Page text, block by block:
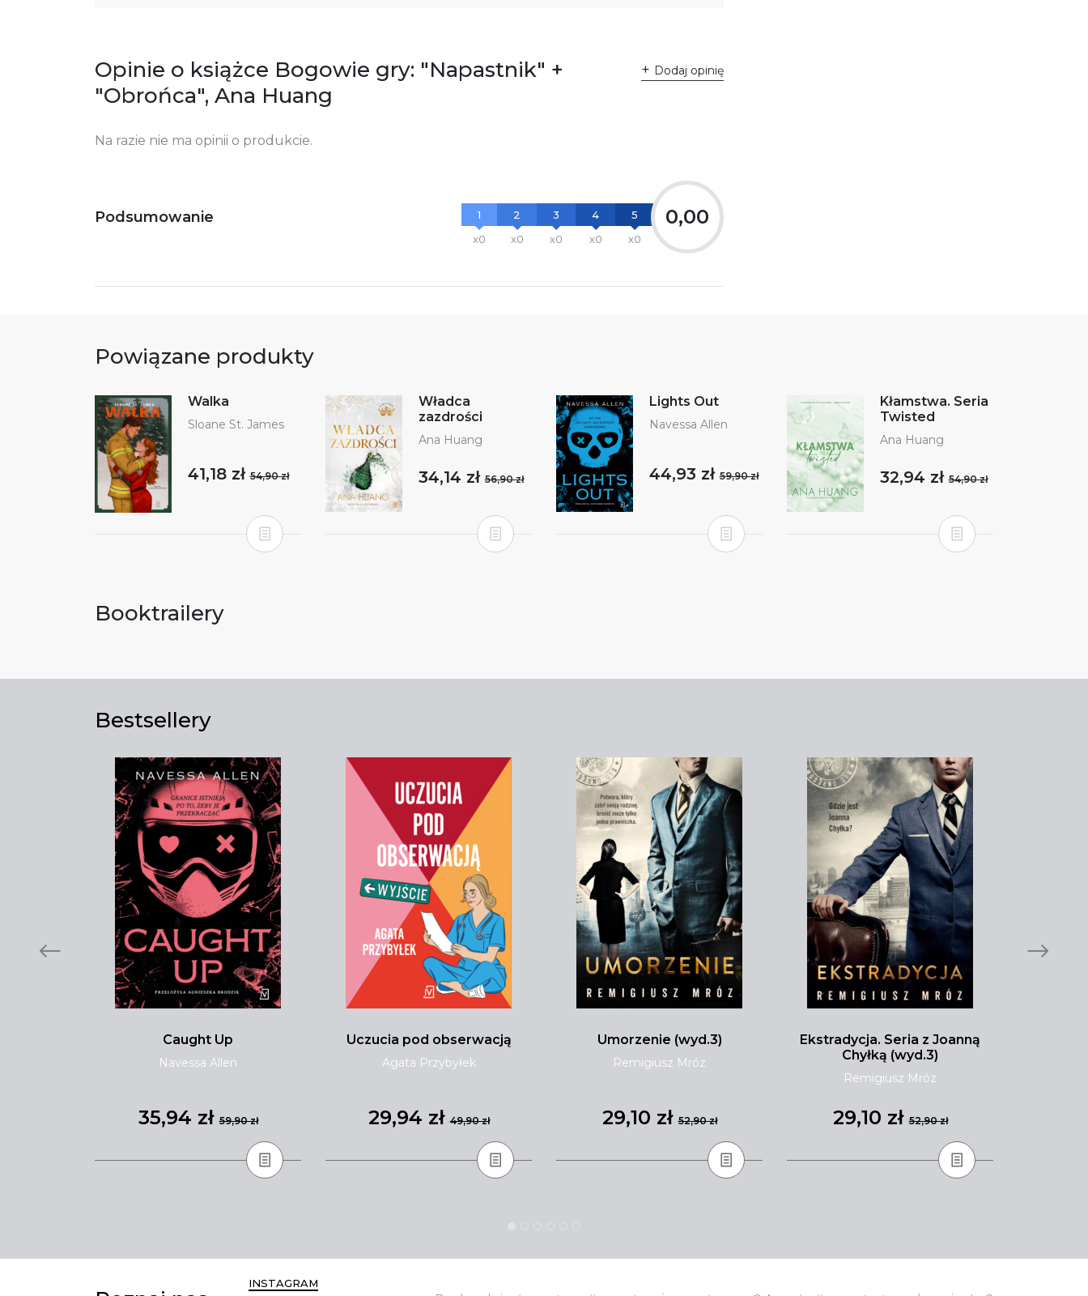
Opinie o książce Bogowie gry: "Napastnik" +
"Obrońca", Ana Huang
Dodaj opinię
Na razie nie ma opinii o produkcie.
Podsumowanie
1
x0
2
x0
3
x0
4
x0
5
x0
0,00
Powiązane produkty
Walka
Sloane St. James
41,18 zł54,90 zł
Władca
zazdrości
Ana Huang
34,14 zł56,90 zł
Lights Out
Navessa Allen
44,93 zł59,90 zł
Kłamstwa. Seria
Twisted
Ana Huang
32,94 zł54,90 zł
Booktrailery
Bestsellery
Caught Up
Navessa Allen
35,94 zł59,90 zł
Uczucia pod obserwacją
Agata Przybyłek
29,94 zł49,90 zł
Umorzenie (wyd.3)
Remigiusz Mróz
29,10 zł52,90 zł
Ekstradycja. Seria z Joanną
Chyłką (wyd.3)
Remigiusz Mróz
29,10 zł52,90 zł
INSTAGRAM